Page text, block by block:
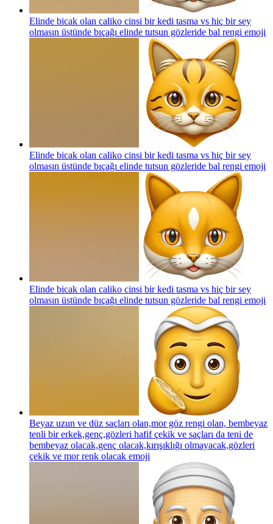
Elinde bicak olan caliko cinsi bir kedi tasma vs hiç bir sey
olmasın üstünde bıçağı elinde tutsun gözleride bal rengi emoji
Elinde bicak olan caliko cinsi bir kedi tasma vs hiç bir sey
olmasın üstünde bıçağı elinde tutsun gözleride bal rengi emoji
Elinde bicak olan caliko cinsi bir kedi tasma vs hiç bir sey
olmasın üstünde bıçağı elinde tutsun gözleride bal rengi emoji
Beyaz uzun ve düz saçları olan,mor göz rengi olan, bembeyaz
tenli bir erkek,genç,gözleri hafif çekik ve saçları da teni de
bembeyaz olacak,genç olacak,kırışıklığı olmayacak,gözleri
çekik ve mor renk olacak emoji